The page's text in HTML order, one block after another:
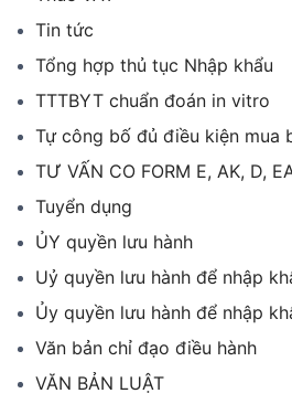
Tin tức
Tổng hợp thủ tục Nhập khẩu
TTTBYT chuẩn đoán in vitro
Tự công bố đủ điều kiện mua
TƯ VẤN CO FORM E, AK, D,
Tuyển dụng
ỦY quyền lưu hành
Uỷ quyền lưu hành để nhập
Ủy quyền lưu hành để nhập
Văn bản chỉ đạo điều hành
VĂN BẢN LUẬT